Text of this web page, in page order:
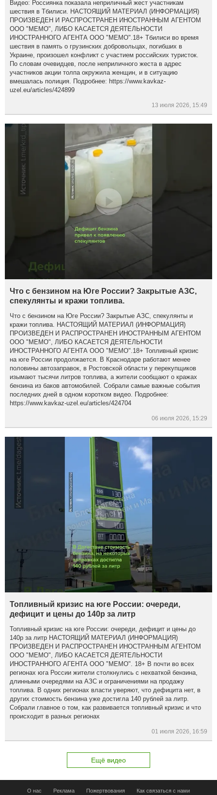
Видео: Россиянка показала неприличный жест участникам
шествия в Тбилиси. НАСТОЯЩИЙ МАТЕРИАЛ (ИНФОРМАЦИЯ)
ПРОИЗВЕДЕН И РАСПРОСТРАНЕН ИНОСТРАННЫМ АГЕНТОМ
ООО "МЕМО", ЛИБО КАСАЕТСЯ ДЕЯТЕЛЬНОСТИ
ИНОСТРАННОГО АГЕНТА ООО "МЕМО".18+ Тбилиси во время
шествия в память о грузинских добровольцах, погибших в
Украине, произошел конфликт с участием российских туристок.
По словам очевидцев, после неприличного жеста в адрес
участников акции толпа окружила женщин, и в ситуацию
вмешалась полиция. Подробнее: https://www.kavkaz-
uzel.eu/articles/424899
13 июля 2026, 15:49
Что с бензином на Юге России? Закрытые АЗС,
спекулянты и кражи топлива.
Что с бензином на Юге России? Закрытые АЗС, спекулянты и
кражи топлива. НАСТОЯЩИЙ МАТЕРИАЛ (ИНФОРМАЦИЯ)
ПРОИЗВЕДЕН И РАСПРОСТРАНЕН ИНОСТРАННЫМ АГЕНТОМ
ООО "МЕМО", ЛИБО КАСАЕТСЯ ДЕЯТЕЛЬНОСТИ
ИНОСТРАННОГО АГЕНТА ООО "МЕМО".18+ Топливный кризис
на юге России продолжается. В Краснодаре работают менее
половины автозаправок, в Ростовской области у перекупщиков
изымают тысячи литров топлива, а жители сообщают о кражах
бензина из баков автомобилей. Собрали самые важные события
последних дней в одном коротком видео. Подробнее:
https://www.kavkaz-uzel.eu/articles/424704
06 июля 2026, 15:29
Топливный кризис на юге России: очереди,
дефицит и цены до 140р за литр
Топливный кризис на юге России: очереди, дефицит и цены до
140р за литр НАСТОЯЩИЙ МАТЕРИАЛ (ИНФОРМАЦИЯ)
ПРОИЗВЕДЕН И РАСПРОСТРАНЕН ИНОСТРАННЫМ АГЕНТОМ
ООО "МЕМО", ЛИБО КАСАЕТСЯ ДЕЯТЕЛЬНОСТИ
ИНОСТРАННОГО АГЕНТА ООО "МЕМО". 18+ В почти во всех
регионах юга России жители столкнулись с нехваткой бензина,
длинными очередями на АЗС и ограничениями на продажу
топлива. В одних регионах власти уверяют, что дефицита нет, в
других стоимость бензина уже достигла 140 рублей за литр.
Собрали главное о том, как развивается топливный кризис и что
происходит в разных регионах
01 июля 2026, 16:59
Ещё видео
О нас Реклама Пожертвования Как связаться с нами